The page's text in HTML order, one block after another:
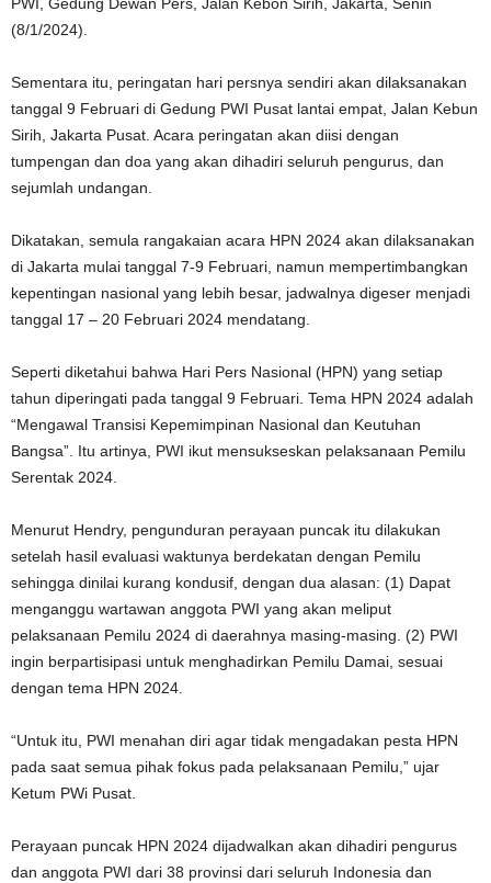
PWI, Gedung Dewan Pers, Jalan Kebon Sirih, Jakarta, Senin
(8/1/2024).
Sementara itu, peringatan hari persnya sendiri akan dilaksanakan
tanggal 9 Februari di Gedung PWI Pusat lantai empat, Jalan Kebun
Sirih, Jakarta Pusat. Acara peringatan akan diisi dengan
tumpengan dan doa yang akan dihadiri seluruh pengurus, dan
sejumlah undangan.
Dikatakan, semula rangakaian acara HPN 2024 akan dilaksanakan
di Jakarta mulai tanggal 7-9 Februari, namun mempertimbangkan
kepentingan nasional yang lebih besar, jadwalnya digeser menjadi
tanggal 17 – 20 Februari 2024 mendatang.
Seperti diketahui bahwa Hari Pers Nasional (HPN) yang setiap
tahun diperingati pada tanggal 9 Februari. Tema HPN 2024 adalah
“Mengawal Transisi Kepemimpinan Nasional dan Keutuhan
Bangsa”. Itu artinya, PWI ikut mensukseskan pelaksanaan Pemilu
Serentak 2024.
Menurut Hendry, pengunduran perayaan puncak itu dilakukan
setelah hasil evaluasi waktunya berdekatan dengan Pemilu
sehingga dinilai kurang kondusif, dengan dua alasan: (1) Dapat
menganggu wartawan anggota PWI yang akan meliput
pelaksanaan Pemilu 2024 di daerahnya masing-masing. (2) PWI
ingin berpartisipasi untuk menghadirkan Pemilu Damai, sesuai
dengan tema HPN 2024.
“Untuk itu, PWI menahan diri agar tidak mengadakan pesta HPN
pada saat semua pihak fokus pada pelaksanaan Pemilu,” ujar
Ketum PWi Pusat.
Perayaan puncak HPN 2024 dijadwalkan akan dihadiri pengurus
dan anggota PWI dari 38 provinsi dari seluruh Indonesia dan